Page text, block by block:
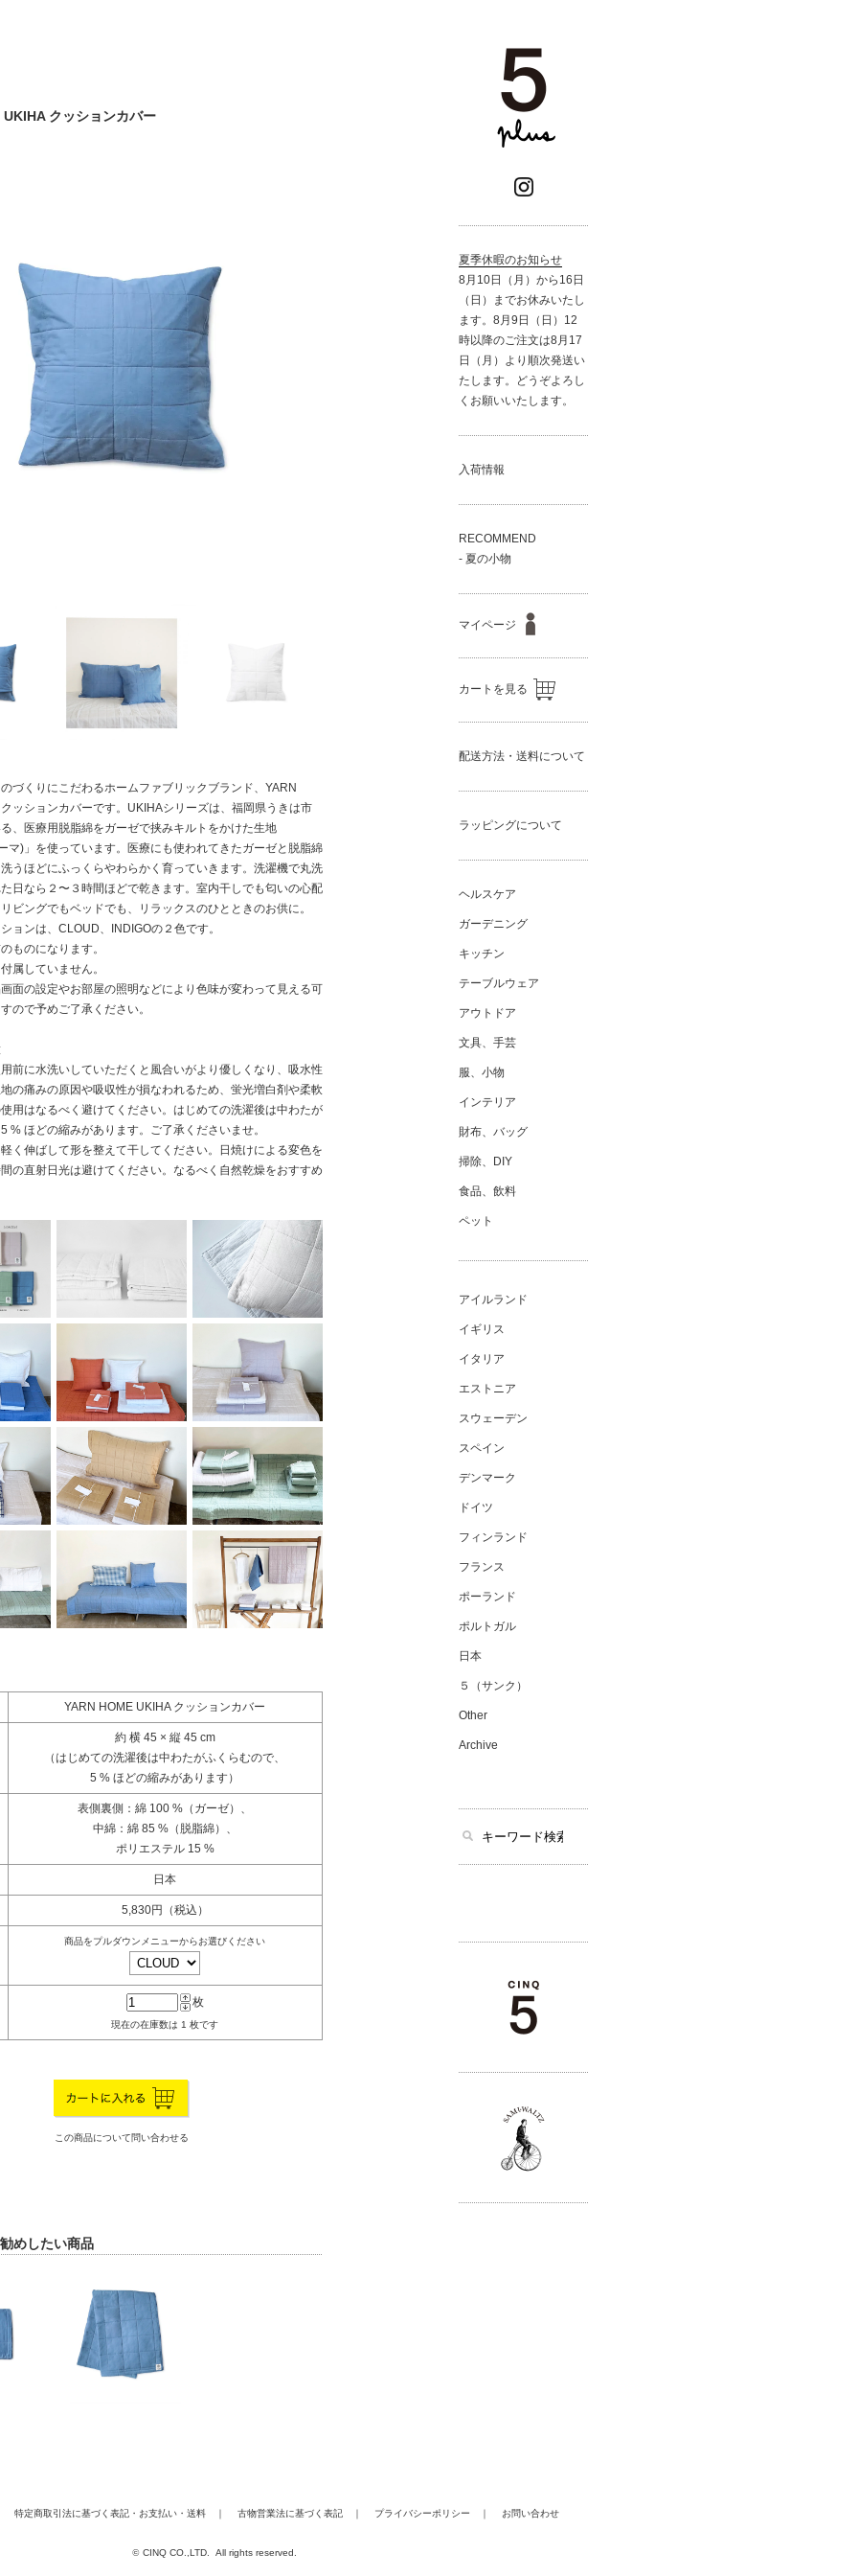
UKIHA クッションカバー
づくりにこだわるホームファブリックブランド、YARN
ッションカバーです。UKIHAシリーズは、福岡県うきは市
、医療用脱脂綿をガーゼで挟みキルトをかけた生地
マ)」を使っています。医療にも使われてきたガーゼと脱脂綿
うほどにふっくらやわらかく育っていきます。洗濯機で丸洗
日なら２〜３時間ほどで乾きます。室内干しでも匂いの心配
ビングでもベッドでも、リラックスのひとときのお供に。
ョンは、CLOUD、INDIGOの２色です。
ものになります。
属していません。
面の設定やお部屋の照明などにより色味が変わって見える可
ので予めご了承ください。
前に水洗いしていただくと風合いがより優しくなり、吸水性
の痛みの原因や吸収性が損なわれるため、蛍光増白剤や柔軟
用はなるべく避けてください。はじめての洗濯後は中わたが
% ほどの縮みがあります。ご了承くださいませ。
く伸ばして形を整えて干してください。日焼けによる変色を
の直射日光は避けてください。なるべく自然乾燥をおすすめ
YARN HOME UKIHA クッションカバー
約 横 45 × 縦 45 cm
（はじめての洗濯後は中わたがふくらむので、
5 % ほどの縮みがあります）
表側裏側：綿 100 %（ガーゼ）、
中綿：綿 85 %（脱脂綿）、
ポリエステル 15 %
日本
5,830円（税込）
商品をプルダウンメニューからお選びください
枚
現在の在庫数は 1 枚です
この商品について問い合わせる
めしたい商品
夏季休暇のお知らせ
8月10日（月）から16日
（日）までお休みいたし
ます。8月9日（日）12
時以降のご注文は8月17
日（月）より順次発送い
たします。どうぞよろし
くお願いいたします。
入荷情報
RECOMMEND
- 夏の小物
マイページ
カートを見る
配送方法・送料について
ラッピングについて
ヘルスケア
ガーデニング
キッチン
テーブルウェア
アウトドア
文具、手芸
服、小物
インテリア
財布、バッグ
掃除、DIY
食品、飲料
ペット
アイルランド
イギリス
イタリア
エストニア
スウェーデン
スペイン
デンマーク
ドイツ
フィンランド
フランス
ポーランド
ポルトガル
日本
５（サンク）
Other
Archive
特定商取引法に基づく表記 ・ お支払い ・ 送料 ｜ 古物営業法に基づく表記 ｜ プライバシーポリシー ｜ お問い合わせ
© CINQ CO.,LTD. All rights reserved.